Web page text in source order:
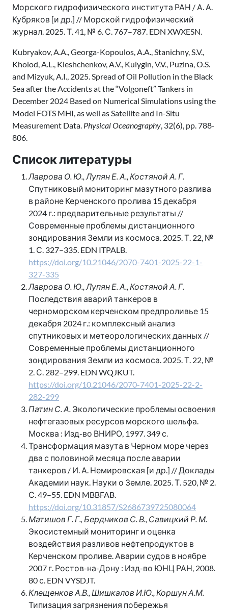
Морского гидрофизического института РАН / А. А.
Кубряков [и др.] // Морской гидрофизический
журнал. 2025. Т. 41, № 6. С. 767–787. EDN XWXESN.
Kubryakov, A.A., Georga-Kopoulos, A.A., Stanichny, S.V.,
Kholod, A.L., Kleshchenkov, A.V., Kulygin, V.V., Puzina, O.S.
and Mizyuk, A.I., 2025. Spread of Oil Pollution in the Black
Sea after the Accidents at the “Volgoneft” Tankers in
December 2024 Based on Numerical Simulations using the
Model FOTS MHI, as well as Satellite and In-Situ
Measurement Data. Physical Oceanography, 32(6), pp. 788-
806.
Список литературы
Лаврова О. Ю., Лупян Е. А., Костяной А. Г.
Спутниковый мониторинг мазутного разлива
в районе Керченского пролива 15 декабря
2024 г.: предварительные результаты //
Современные проблемы дистанционного
зондирования Земли из космоса. 2025. Т. 22, №
1. С. 327–335. EDN ITPALB.
https://doi.org/10.21046/2070-7401-2025-22-1-
327-335
Лаврова О. Ю., Лупян Е. А., Костяной А. Г.
Последствия аварий танкеров в
черноморском керченском предпроливье 15
декабря 2024 г.: комплексный анализ
спутниковых и метеорологических данных //
Современные проблемы дистанционного
зондирования Земли из космоса. 2025. Т. 22, №
2. С. 282–299. EDN WQJKUT.
https://doi.org/10.21046/2070-7401-2025-22-2-
282-299
Патин С. А. Экологические проблемы освоения
нефтегазовых ресурсов морского шельфа.
Москва : Изд-во ВНИРО, 1997. 349 с.
Трансформация мазута в Черном море через
два с половиной месяца после аварии
танкеров / И. А. Немировская [и др.] // Доклады
Академии наук. Науки о Земле. 2025. Т. 520, № 2.
С. 49–55. EDN MBBFAB.
https://doi.org/10.31857/S2686739725080064
Матишов Г. Г., Бердников С. В., Савицкий Р. М.
Экосистемный мониторинг и оценка
воздействия разливов нефтепродуктов в
Керченском проливе. Аварии судов в ноябре
2007 г. Ростов-на-Дону : Изд-во ЮНЦ РАН, 2008.
80 с. EDN VYSDJT.
Клещенков А.В., Шишкалов И.Ю., Коршун А.М.
Типизация загрязнения побережья